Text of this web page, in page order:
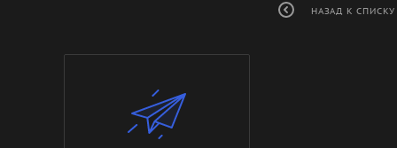
НАЗАД К СПИСКУ